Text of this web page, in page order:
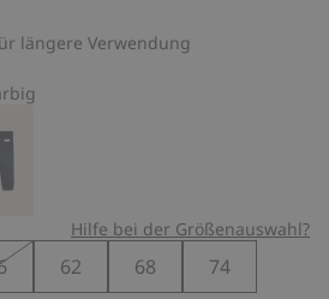
längere Verwendung
Hilfe bei der Größenauswahl?
62 68
74